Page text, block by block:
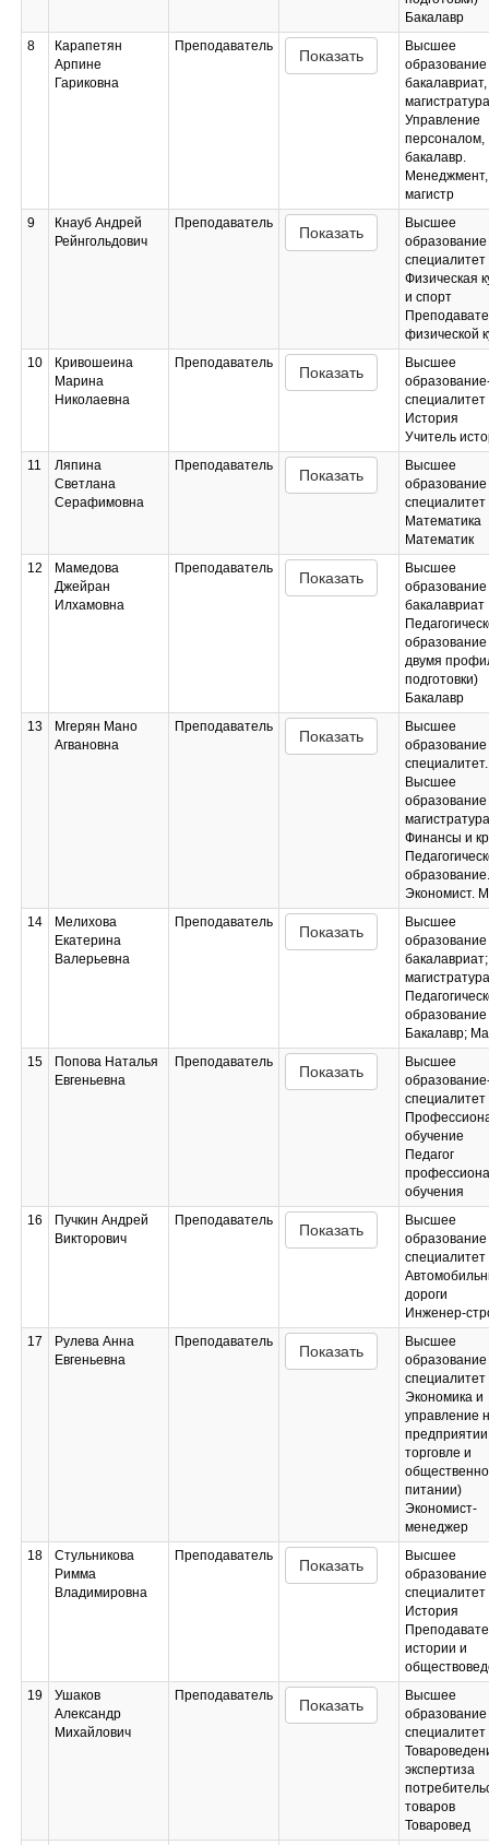
Бакалавр
8
Карапетян
Арпине
Гариковна
Преподаватель
Показать
Высшее
образование
бакалавриат,
магистратура
Управление
персоналом,
бакалавр.
Менеджмент,
магистр
9
Кнауб Андрей
Рейнгольдович
Преподаватель
Показать
Высшее
образование
специалитет
Физическая
и спорт
физической
10
Кривошеина
Марина
Николаевна
Преподаватель
Показать
Высшее
специалитет
История
Учитель
11
Ляпина
Светлана
Серафимовна
Преподаватель
Показать
Высшее
образование
специалитет
Математика
Математик
12
Мамедова
Джейран
Илхамовна
Преподаватель
Показать
Высшее
образование
бакалавриат
образование
двумя
подготовки)
Бакалавр
13
Мгерян Мано
Агвановна
Преподаватель
Показать
Высшее
образование
специалитет.
Высшее
образование
магистратура
Финансы и
образование.
Экономист.
14
Мелихова
Екатерина
Валерьевна
Преподаватель
Показать
Высшее
образование
бакалавриат;
магистратура
образование
Бакалавр;
15
Попова Наталья
Евгеньевна
Преподаватель
Показать
Высшее
специалитет
обучение
Педагог
обучения
16
Пучкин Андрей
Викторович
Преподаватель
Показать
Высшее
образование
специалитет
дороги
Инженер-
17
Рулева Анна
Евгеньевна
Преподаватель
Показать
Высшее
образование
специалитет
Экономика и
управление
предприятии
торговле и
питании)
Экономист-
менеджер
18
Стульникова
Римма
Владимировна
Преподаватель
Показать
Высшее
образование
специалитет
История
истории и
19
Ушаков
Александр
Михайлович
Преподаватель
Показать
Высшее
образование
специалитет
экспертиза
товаров
Товаровед